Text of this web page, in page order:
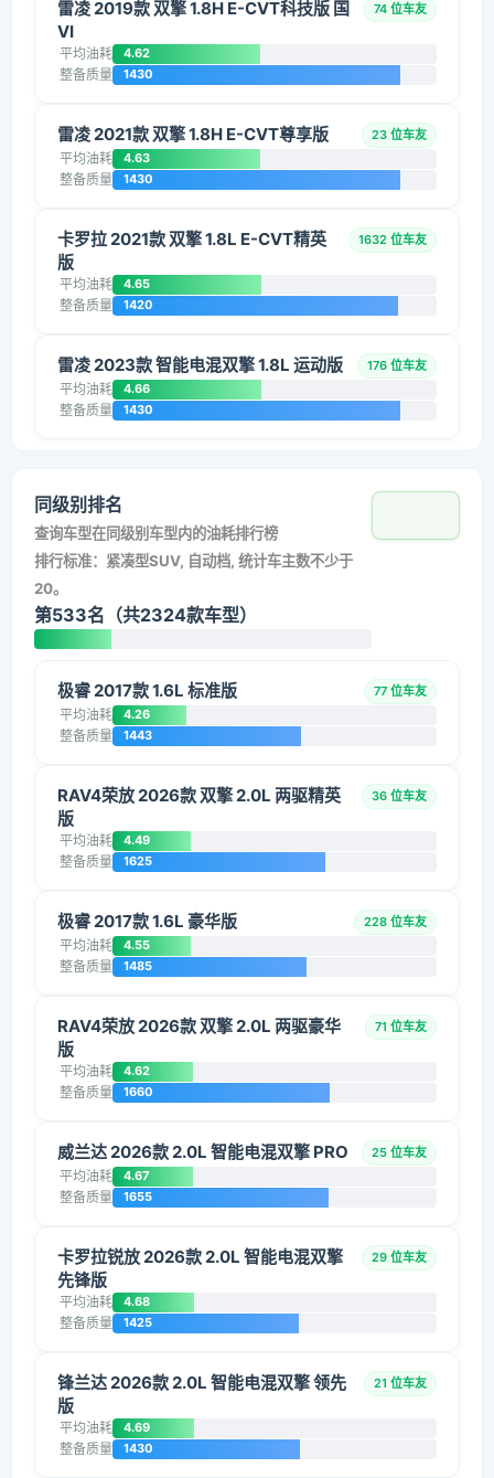
雷凌 2019款 双擎 1.8H E-CVT科技版 国
VI
74 位车友
平均油耗 4.62
整备质量 1430
雷凌 2021款 双擎 1.8H E-CVT尊享版 23 位车友
平均油耗 4.63
整备质量 1430
卡罗拉 2021款 双擎 1.8L E-CVT精英
版
1632 位车友
平均油耗 4.65
整备质量 1420
雷凌 2023款 智能电混双擎 1.8L 运动版 176 位车友
平均油耗 4.66
整备质量 1430
同级别排名
查询车型在同级别车型内的油耗排行榜
排行标准：紧凑型SUV, 自动档, 统计车主数不少于
20。
第533名（共2324款车型）
极睿 2017款 1.6L 标准版 77 位车友
平均油耗 4.26
整备质量 1443
RAV4荣放 2026款 双擎 2.0L 两驱精英
版
36 位车友
平均油耗 4.49
整备质量 1625
极睿 2017款 1.6L 豪华版 228 位车友
平均油耗 4.55
整备质量 1485
RAV4荣放 2026款 双擎 2.0L 两驱豪华
版
71 位车友
平均油耗 4.62
整备质量 1660
威兰达 2026款 2.0L 智能电混双擎 PRO 25 位车友
平均油耗 4.67
整备质量 1655
卡罗拉锐放 2026款 2.0L 智能电混双擎
先锋版
29 位车友
平均油耗 4.68
整备质量 1425
锋兰达 2026款 2.0L 智能电混双擎 领先
版
21 位车友
平均油耗 4.69
整备质量 1430